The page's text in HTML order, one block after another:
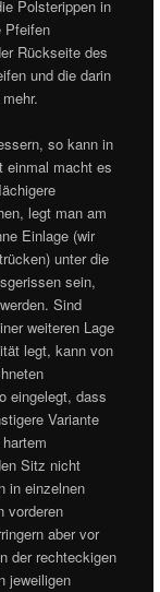
Polsterippen in
Pfeifen
Rückseite des
und die darin
so kann in
einmal macht es
legt man am
Einlage (wir
unter die
sein,
Sind
weiteren Lage
legt, kann von
eingelegt, dass
Variante
Sitz nicht
in einzelnen
vorderen
aber vor
der rechteckigen
jeweiligen